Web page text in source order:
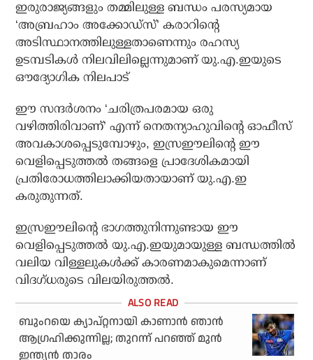
ഇരുരാജ്യങ്ങളും തമ്മിലുള്ള ബന്ധം പരസ്യമായ
‘അബ്രഹാം അക്കോഡ്‌സ്’ കരാറിന്റെ
അടിസ്ഥാനത്തിലുള്ളതാണെന്നും രഹസ്യ
ഉടമ്പടികള്‍ നിലവിലില്ലെന്നുമാണ് യു.എ.ഇയുടെ
ഔദ്യോഗിക നിലപാട്
ഈ സന്ദര്‍ശനം ‘ചരിത്രപരമായ ഒരു
വഴിത്തിരിവാണ്’ എന്ന് നെതന്യാഹുവിന്റെ ഓഫീസ്
അവകാശപ്പെടുമ്പോഴും, ഇസ്രഈലിന്റെ ഈ
വെളിപ്പെടുത്തല്‍ തങ്ങളെ പ്രാദേശികമായി
പ്രതിരോധത്തിലാക്കിയതായാണ് യു.എ.ഇ
കരുതുന്നത്.
ഇസ്രഈലിന്റെ ഭാഗത്തുനിന്നുണ്ടായ ഈ
വെളിപ്പെടുത്തല്‍ യു.എ.ഇയുമായുള്ള ബന്ധത്തില്‍
വലിയ വിള്ളലുകള്‍ക്ക് കാരണമാകുമെന്നാണ്
വിദഗ്ധരുടെ വിലയിരുത്തല്‍.
ബുംറയെ ക്യാപ്റ്റനായി കാണാന്‍ ഞാന്‍
ആഗ്രഹിക്കുന്നില്ല; തുറന്ന് പറഞ്ഞ് മുന്‍
ഇന്ത്യന്‍ താരം